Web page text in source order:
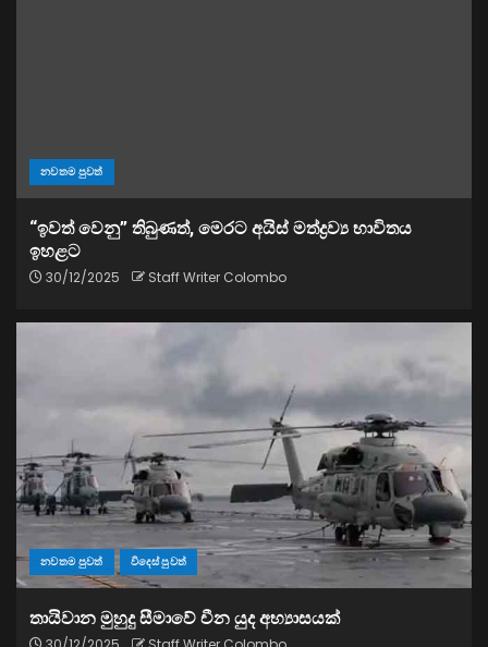
නවතම පුවත්
“ඉවත් වෙනු” තිබුණත්, මෙරට අයිස් මත්ද්‍රව්‍ය භාවිතය
ඉහළට
30/12/2025 Staff Writer Colombo
නවතම පුවත් විදෙස් පුවත්
තායිවාන මුහුදු සීමාවේ චීන යුද අභ්‍යාසයක්